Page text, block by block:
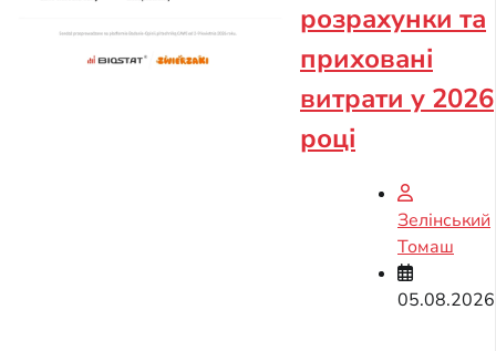
розрахунки та
приховані
витрати у 2026
році
Зелінський
Томаш
05.08.2026